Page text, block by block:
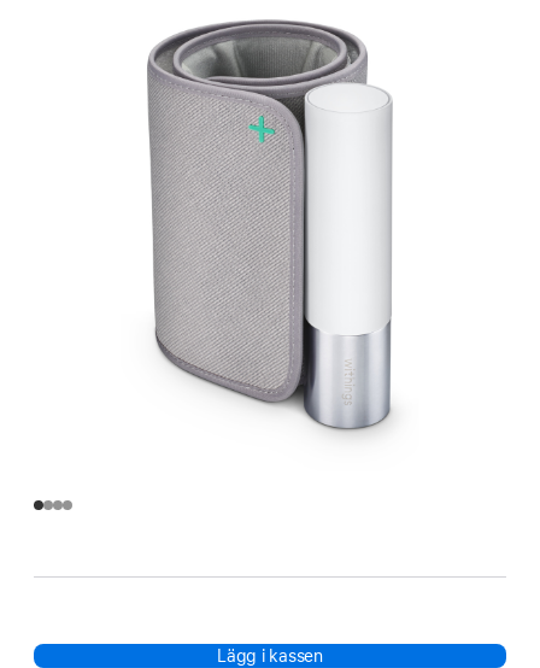
Lägg i kassen